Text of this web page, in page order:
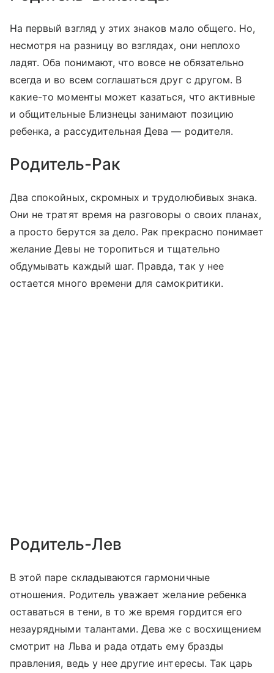
На первый взгляд у этих знаков мало общего. Но,
несмотря на разницу во взглядах, они неплохо
ладят. Оба понимают, что вовсе не обязательно
всегда и во всем соглашаться друг с другом. В
какие-то моменты может казаться, что активные
и общительные Близнецы занимают позицию
ребенка, а рассудительная Дева — родителя.
Родитель-Рак
Два спокойных, скромных и трудолюбивых знака.
Они не тратят время на разговоры о своих планах,
а просто берутся за дело. Рак прекрасно понимает
желание Девы не торопиться и тщательно
обдумывать каждый шаг. Правда, так у нее
остается много времени для самокритики.
Родитель-Лев
В этой паре складываются гармоничные
отношения. Родитель уважает желание ребенка
оставаться в тени, в то же время гордится его
незаурядными талантами. Дева же с восхищением
смотрит на Льва и рада отдать ему бразды
правления, ведь у нее другие интересы. Так царь